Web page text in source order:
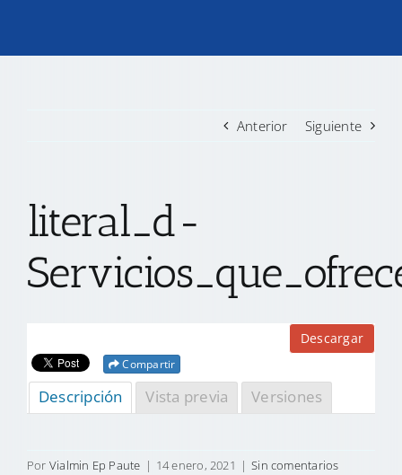
TRANSPARENCIA
CONTACTO
Anterior Siguiente
literal_d-
Descargar
Compartir
Descripción Vista previa Versiones
Por Vialmin Ep Paute | 14 enero, 2021 | Sin comentarios